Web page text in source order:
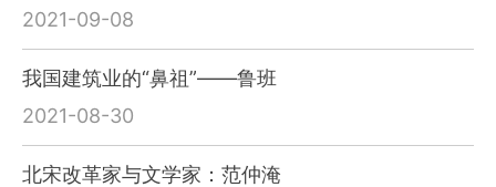
2021-09-08
我国建筑业的“鼻祖”——鲁班
2021-08-30
北宋改革家与文学家：范仲淹